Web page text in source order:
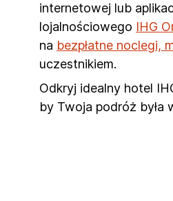
internetowej lub
lojalnościowego IHG
na bezpłatne noclegi,
uczestnikiem.
Odkryj idealny hotel
by Twoja podróż była